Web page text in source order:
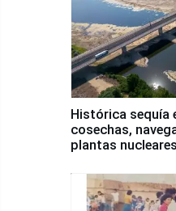
Histórica sequía
cosechas,
plantas nucleares